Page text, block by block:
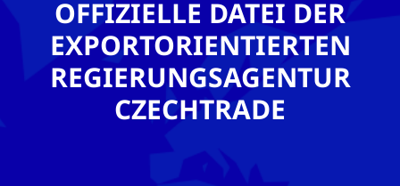
OFFIZIELLE DATEI DER
EXPORTORIENTIERTEN
REGIERUNGSAGENTUR
CZECHTRADE